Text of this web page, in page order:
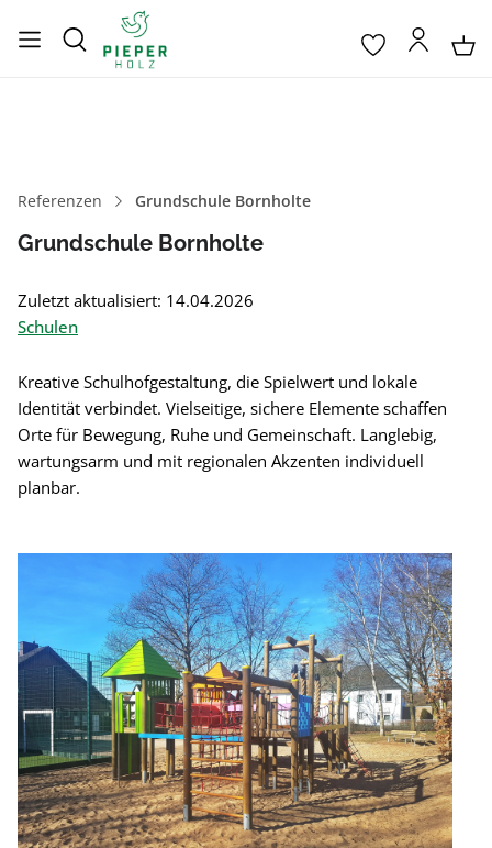
Referenzen Grundschule Bornholte
Grundschule Bornholte
Zuletzt aktualisiert: 14.04.2026
Schulen
Kreative Schulhofgestaltung, die Spielwert und lokale
Identität verbindet. Vielseitige, sichere Elemente schaffen
Orte für Bewegung, Ruhe und Gemeinschaft. Langlebig,
wartungsarm und mit regionalen Akzenten individuell
planbar.